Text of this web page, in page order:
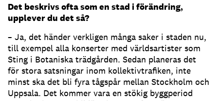
Det beskrivs ofta som en stad i förändring,
upplever du det så?
– Ja, det händer verkligen många saker i staden nu,
till exempel alla konserter med världsartister som
Sting i Botaniska trädgården. Sedan planeras det
för stora satsningar inom kollektivtrafiken, inte
minst ska det bli fyra tågspår mellan Stockholm och
Uppsala. Det kommer vara en stökig byggperiod